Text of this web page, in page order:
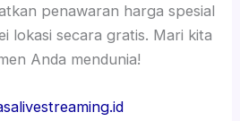
penawaran harga spesial
lokasi secara gratis. Mari kita
Anda mendunia!